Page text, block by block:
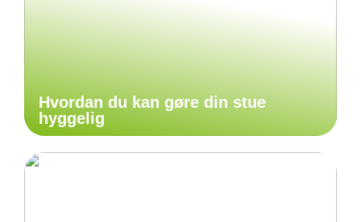
Hvordan du kan gøre din stue
hyggelig